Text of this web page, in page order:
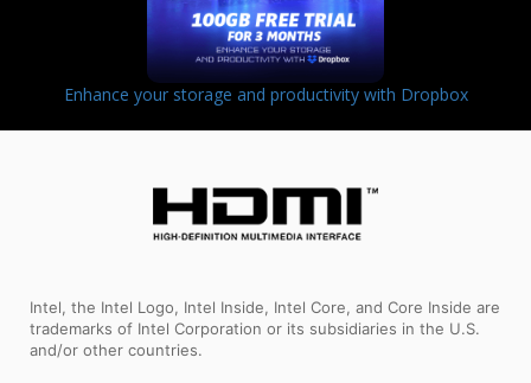
Enhance your storage and productivity with Dropbox
Intel, the Intel Logo, Intel Inside, Intel Core, and Core Inside are
trademarks of Intel Corporation or its subsidiaries in the U.S.
and/or other countries.